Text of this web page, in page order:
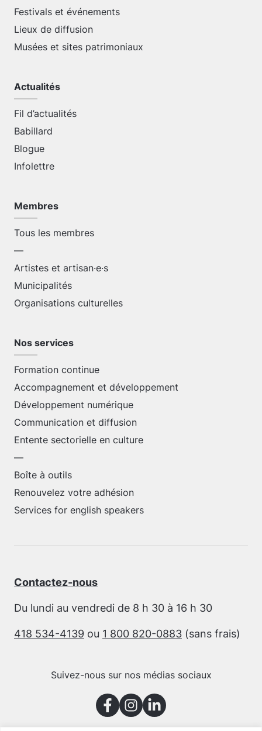
Festivals et événements
Lieux de diffusion
Musées et sites patrimoniaux
Actualités
Fil d’actualités
Babillard
Blogue
Infolettre
Membres
Tous les membres
—
Artistes et artisan·e·s
Municipalités
Organisations culturelles
Nos services
Formation continue
Accompagnement et développement
Développement numérique
Communication et diffusion
Entente sectorielle en culture
—
Boîte à outils
Renouvelez votre adhésion
Services for english speakers
Contactez-nous
Du lundi au vendredi de 8 h 30 à 16 h 30
418 534-4139 ou 1 800 820-0883 (sans frais)
Suivez-nous sur nos médias sociaux